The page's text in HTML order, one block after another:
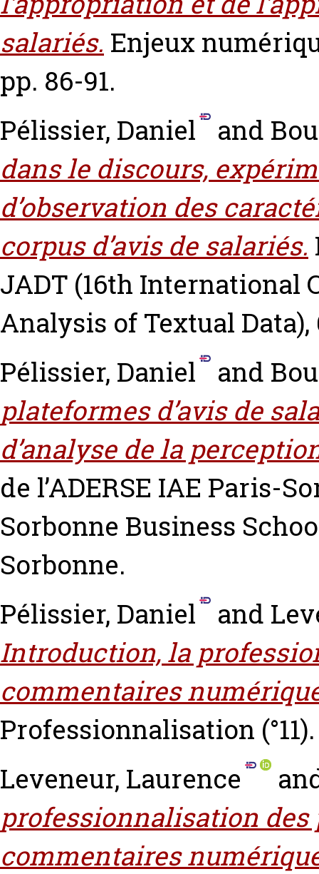
salariés. Enjeux
pp. 86-91.
Pélissier, Daniel
and
dans le discours,
d’observation des
corpus d’avis de salariés.
JADT (16th International
Analysis of Textual
Pélissier, Daniel
and
plateformes d’avis de
d’analyse de la
de l’ADERSE IAE Paris-
Sorbonne Business
Sorbonne.
Pélissier, Daniel
and
Introduction, la
commentaires
Professionnalisation (°11).
Leveneur, Laurence
professionnalisation des
commentaires